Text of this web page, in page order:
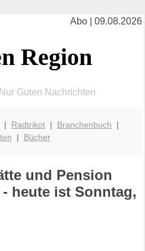
Abo | 09.08.2026
Region
Guten Nachrichten
| Radtrikot | Branchenbuch |
| Bücher
und Pension
heute ist Sonntag,